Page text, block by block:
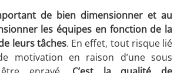
de bien dimensionner et au
les équipes en fonction de la
leurs tâches. En effet, tout risque lié
motivation en raison d’une sous